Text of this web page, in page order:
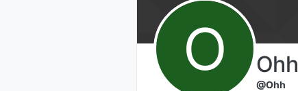
O Ohh
@Ohh